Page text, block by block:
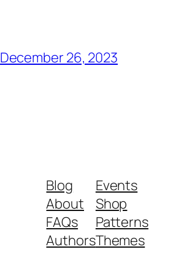
December 26, 2023
Blog
About
FAQs
Authors
Events
Shop
Patterns
Themes